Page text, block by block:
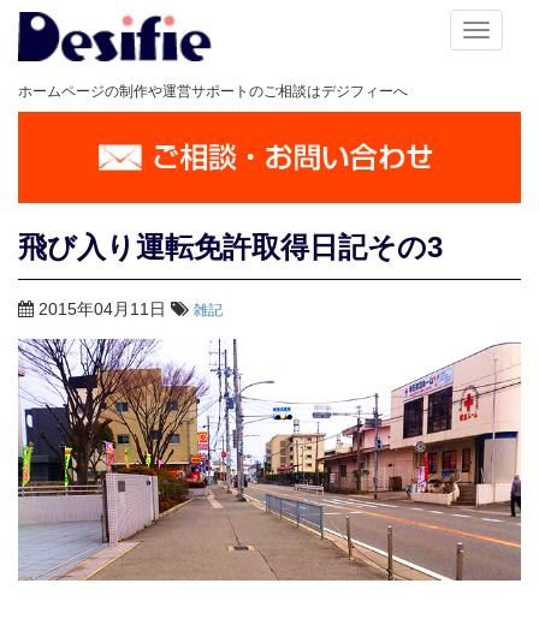
メ
ホームページの制作や運営サポートのご相談はデジフィーへ
飛び入り運転免許取得日記その3
2015年04月11日 雑記